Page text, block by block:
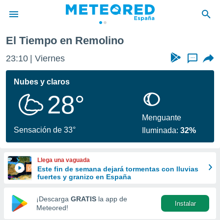
de
por
se
calidad.
a este
las
y
forma
digital
basada
El Tiempo en Remolino
23:10 Viernes ...
Nubes y claros
28°
Sensación de 33°
Menguante
Iluminada:32%
Llega una vaguada
Este fin de semana dejará tormentas con lluvias
fuertes y granizo en España
¡Descarga GRATIS la app de
Meteored!
Instalar